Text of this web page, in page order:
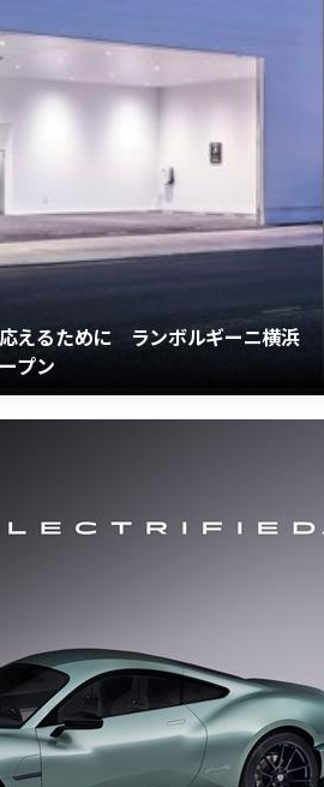
えるために ランボルギーニ横浜
プン